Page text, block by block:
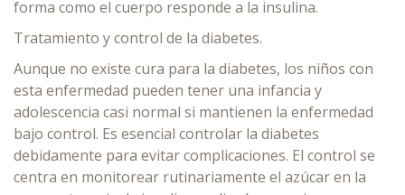
forma como el cuerpo responde a la insulina.
Tratamiento y control de la diabetes.
Aunque no existe cura para la diabetes, los niños con
esta enfermedad pueden tener una infancia y
adolescencia casi normal si mantienen la enfermedad
bajo control. Es esencial controlar la diabetes
debidamente para evitar complicaciones. El control se
centra en monitorear rutinariamente el azúcar en la